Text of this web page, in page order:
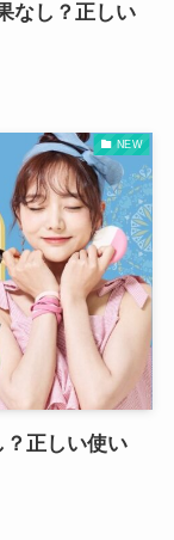
なし？正しい
NEW
正しい使い